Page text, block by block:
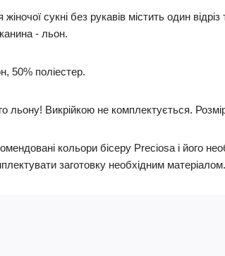
сукні без рукавів містить один
- льон.
50% поліестер.
льону! Викрійкою не комплектується.
кольори бісеру Preciosa і його
заготовку необхідним матеріалом.